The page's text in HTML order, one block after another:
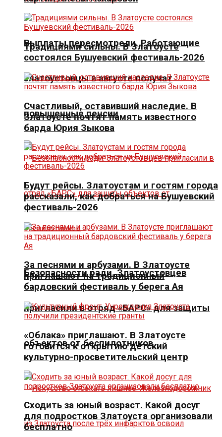
Выплаты пересмотрели. Работающие
златоустовцы в августе получат
повышенные пенсии
Безопасности ради. Златоустовцев
пригласили в отряд «БАРС» для защиты
объектов от беспилотников
Традициями сильны. В Златоусте
состоялся Бушуевский фестиваль-2026
Счастливый, оставивший наследие. В
Златоусте почтят память известного
барда Юрия Зыкова
Будут рейсы. Златоустам и гостям города
рассказали, как добраться на Бушуевский
фестиваль-2026
За песнями и арбузами. В Златоусте
приглашают на традиционный
бардовский фестиваль у берега Ая
«Облака» приглашают. В Златоусте
готовится к открытию детский
культурно-просветительский центр
Сходить за юный возраст. Какой досуг
для подростков Златоуста организовали
бесплатно